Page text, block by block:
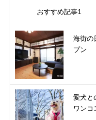
おすすめ記事1
海街の
プン
愛犬と
ワンコ